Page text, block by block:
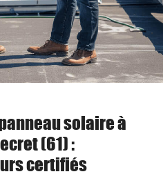
solaire à
(61) :
certifiés